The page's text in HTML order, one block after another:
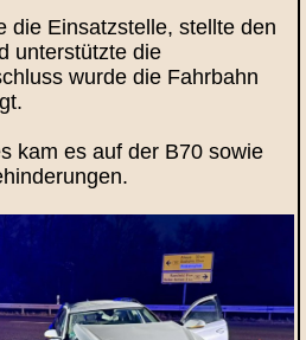
die Einsatzstelle, stellte den
unterstützte die
wurde die Fahrbahn
kam es auf der B70 sowie